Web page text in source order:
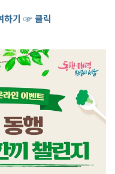
하기 ☞ 클릭